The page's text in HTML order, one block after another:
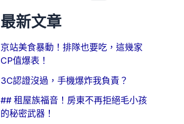
最新文章
京站美食暴動！排隊也要吃，這幾家
CP值爆表！
3C認證沒過，手機爆炸我負責？
## 租屋族福音！房東不再拒絕毛小孩
的秘密武器！